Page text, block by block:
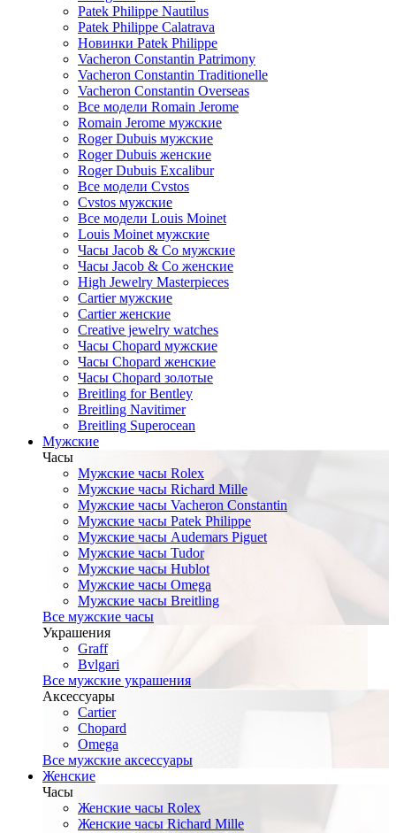
Patek Philippe Nautilus
Patek Philippe Calatrava
Новинки Patek Philippe
Vacheron Constantin Patrimony
Vacheron Constantin Traditionelle
Vacheron Constantin Overseas
Все модели Romain Jerome
Romain Jerome мужские
Roger Dubuis мужские
Roger Dubuis женские
Roger Dubuis Excalibur
Все модели Cvstos
Cvstos мужские
Все модели Louis Moinet
Louis Moinet мужские
Часы Jacob & Co мужские
Часы Jacob & Co женские
High Jewelry Masterpieces
Cartier мужские
Cartier женские
Creative jewelry watches
Часы Chopard мужские
Часы Сhopard женские
Часы Сhopard золотые
Breitling for Bentley
Breitling Navitimer
Breitling Superocean
Мужские
Часы
Мужские часы Rolex
Мужские часы Richard Mille
Мужские часы Vacheron Constantin
Мужские часы Patek Philippe
Мужские часы Audemars Piguet
Мужские часы Tudor
Мужские часы Hublot
Мужские часы Omega
Мужские часы Breitling
Все мужские часы
Украшения
Graff
Bvlgari
Все мужские украшения
Аксессуары
Cartier
Chopard
Omega
Все мужские аксессуары
Женские
Часы
Женские часы Rolex
Женские часы Richard Mille